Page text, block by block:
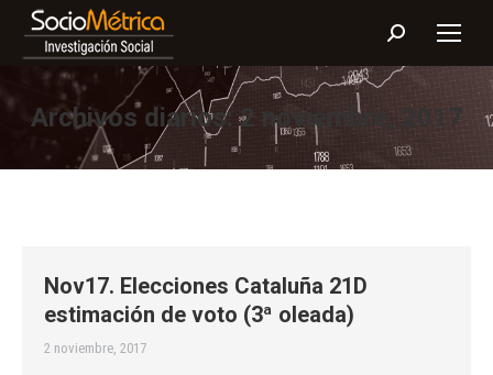
Buscar:
Archivos diarios:2 noviembre, 2017
Nov17. Elecciones Cataluña 21D
estimación de voto (3ª oleada)
2 noviembre, 2017